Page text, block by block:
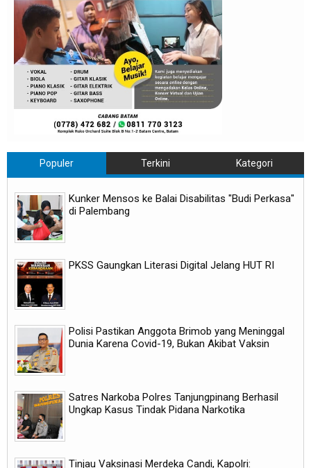
Populer Terkini Kategori
Kunker Mensos ke Balai Disabilitas "Budi Perkasa"
di Palembang
PKSS Gaungkan Literasi Digital Jelang HUT RI
Polisi Pastikan Anggota Brimob yang Meninggal
Dunia Karena Covid-19, Bukan Akibat Vaksin
Satres Narkoba Polres Tanjungpinang Berhasil
Ungkap Kasus Tindak Pidana Narkotika
Tinjau Vaksinasi Merdeka Candi, Kapolri: